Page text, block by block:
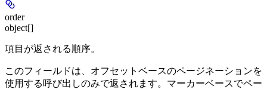
order
object[]
項目が返される順序。
このフィールドは、オフセットベースのページネーションを
使用する呼び出しのみで返されます。マーカーベースでペー